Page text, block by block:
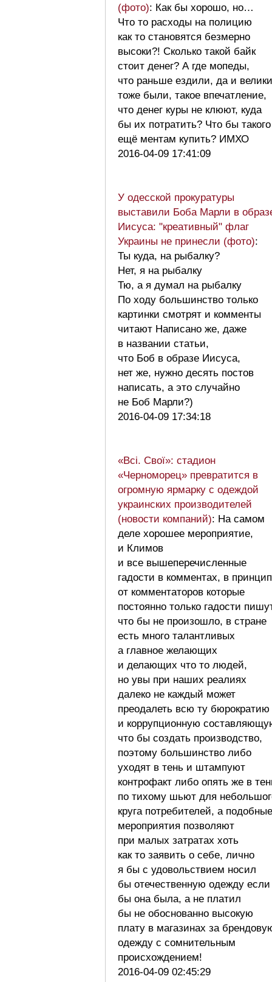
(фото): Как бы хорошо, но…
Что то расходы на полицию
как то становятся безмерно
высоки?! Сколько такой байк
стоит денег? А где мопеды,
что раньше ездили, да и велики
тоже были, такое впечатление,
что денег куры не клюют, куда
бы их потратить? Что бы такого
ещё ментам купить? ИМХО
2016-04-09 17:41:09
У одесской прокуратуры
выставили Боба Марли в
Иисуса: "креативный" флаг
Украины не принесли (фото):
Ты куда, на рыбалку?
Нет, я на рыбалку
Тю, а я думал на рыбалку
По ходу большинство только
картинки смотрят и комменты
читают Написано же, даже
в названии статьи,
что Боб в образе Иисуса,
нет же, нужно десять постов
написать, а это случайно
не Боб Марли?)
2016-04-09 17:34:18
«Всі. Свої»: стадион
«Черноморец» превратится в
огромную ярмарку с одеждой
украинских производителей
(новости компаний): На самом
деле хорошее мероприятие,
и Климов
и все вышеперечисленные
гадости в комментах, в
от комментаторов которые
постоянно только гадости
что бы не произошло, в стране
есть много талантливых
а главное желающих
и делающих что то людей,
но увы при наших реалиях
далеко не каждый может
преодалеть всю ту бюрократию
и коррупционную
что бы создать производство,
поэтому большинство либо
уходят в тень и штампуют
контрофакт либо опять же в
по тихому шьют для
круга потребителей, а подобные
мероприятия позволяют
при малых затратах хоть
как то заявить о себе, лично
я бы с удовольствием носил
бы отечественную одежду если
бы она была, а не платил
бы не обоснованно высокую
плату в магазинах за
одежду с сомнительным
происхождением!
2016-04-09 02:45:29